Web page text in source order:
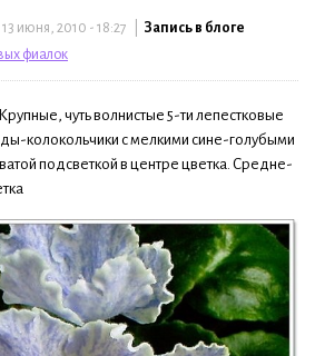
13 июня, 2010 - 18:27 | Запись в блоге
фиалок
Крупные, чуть волнистые 5-ти лепестковые
колокольчики с мелкими сине-голубыми
подсветкой в центре цветка. Средне-